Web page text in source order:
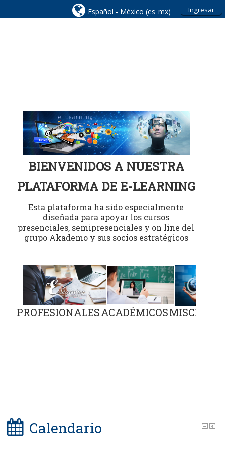
Ingresar
Español - México ‎(es_mx)‎
BIENVENIDOS A NUESTRA
PLATAFORMA DE E-LEARNING
Esta plataforma ha sido especialmente
diseñada para apoyar los cursos
presenciales, semipresenciales y on line del
grupo Akademo y sus socios estratégicos
PROFESIONALESACADÉMICOS
Calendario